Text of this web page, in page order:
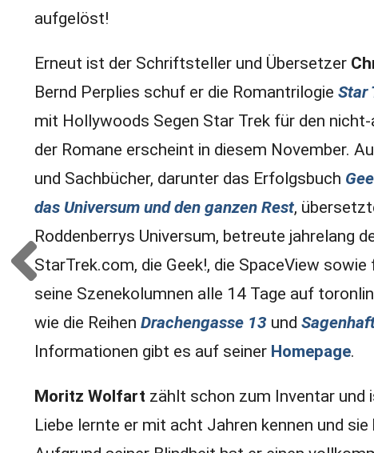
aufgelöst!
Erneut ist der Schriftsteller und Übersetzer
Bernd Perplies schuf er die Romantrilogie Star
mit Hollywoods Segen Star Trek für den
der Romane erscheint in diesem November.
und Sachbücher, darunter das Erfolgsbuch
das Universum und den ganzen Rest,
Roddenberrys Universum, betreute jahrelang
StarTrek.com, die Geek!, die SpaceView
seine Szenekolumnen alle 14 Tage auf
wie die Reihen Drachengasse 13 und
Informationen gibt es auf seiner Homepage.
Moritz Wolfart zählt schon zum Inventar und
Liebe lernte er mit acht Jahren kennen und